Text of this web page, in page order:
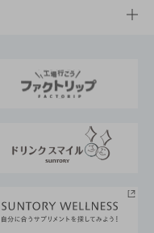
リティ経営